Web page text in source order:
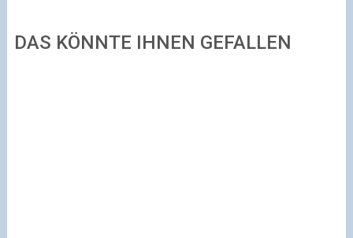
DAS KÖNNTE IHNEN GEFALLEN